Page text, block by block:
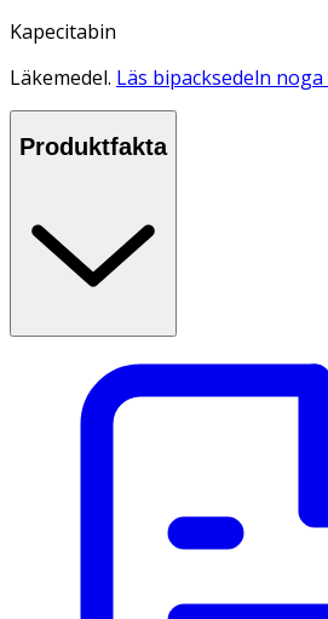
Kapecitabin
Läkemedel. Läs bipacksedeln
Produktfakta